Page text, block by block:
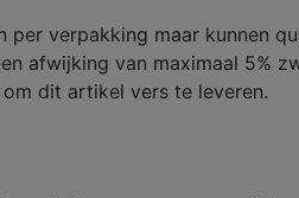
per verpakking maar kunnen
afwijking van maximaal 5%
dit artikel vers te leveren.